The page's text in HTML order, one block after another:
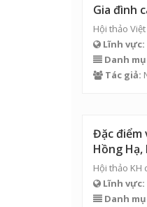
Gia đình
Hội thảo
Lĩnh vực:
Danh
Tác giả:
Đặc điểm
Hồng
Hội thảo KH
Lĩnh vực:
Danh